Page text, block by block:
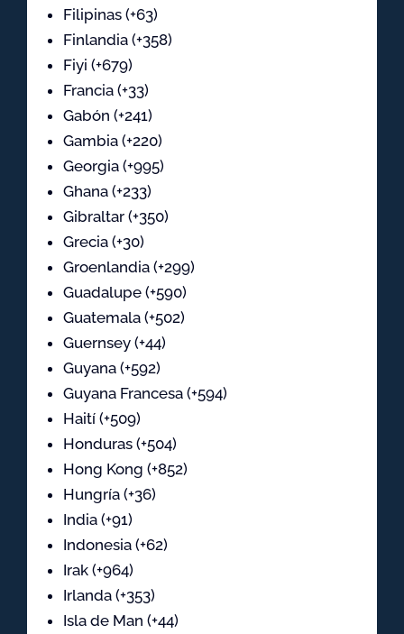
Filipinas (+63)
Finlandia (+358)
Fiyi (+679)
Francia (+33)
Gabón (+241)
Gambia (+220)
Georgia (+995)
Ghana (+233)
Gibraltar (+350)
Grecia (+30)
Groenlandia (+299)
Guadalupe (+590)
Guatemala (+502)
Guernsey (+44)
Guyana (+592)
Guyana Francesa (+594)
Haití (+509)
Honduras (+504)
Hong Kong (+852)
Hungría (+36)
India (+91)
Indonesia (+62)
Irak (+964)
Irlanda (+353)
Isla de Man (+44)